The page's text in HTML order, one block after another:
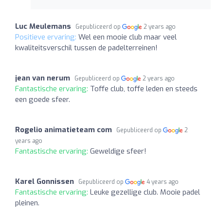
Luc Meulemans Gepubliceerd op 2 years ago
Positieve ervaring: Wel een mooie club maar veel
kwaliteitsverschil tussen de padelterreinen!
jean van nerum Gepubliceerd op 2 years ago
Fantastische ervaring: Toffe club, toffe leden en steeds
een goede sfeer.
Rogelio animatieteam com Gepubliceerd op
2
years ago
Fantastische ervaring: Geweldige sfeer!
Karel Gonnissen Gepubliceerd op 4 years ago
Fantastische ervaring: Leuke gezellige club. Mooie padel
pleinen.